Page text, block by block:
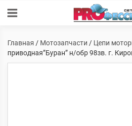
Главная / Мотозапчасти / Цепи
приводная”Буран” н/обр 98зв. г.